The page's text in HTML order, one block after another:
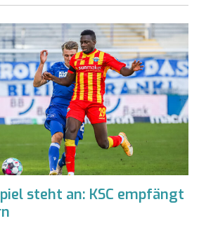
steht an: KSC empfängt